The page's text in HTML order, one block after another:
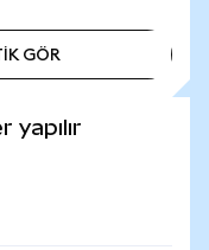
GÖR
yapılır